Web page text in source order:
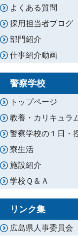
よくある質問
採用担当者ブログ
部門紹介
仕事紹介動画
警察学校
トップページ
教養・カリキュラ
警察学校の１日・
寮生活
施設紹介
学校Ｑ＆Ａ
リンク集
広島県人事委員会